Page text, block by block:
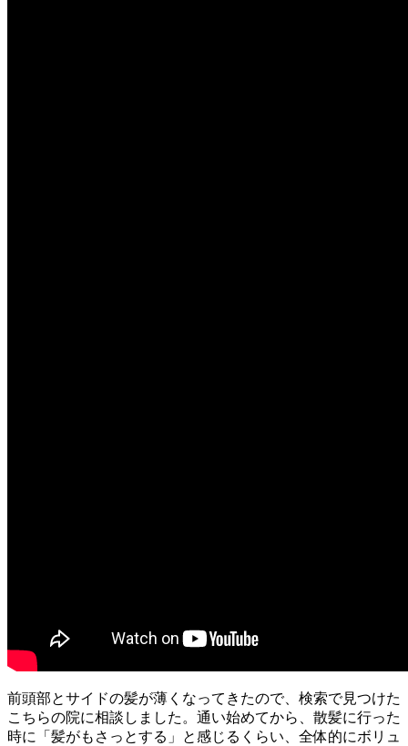
前頭部とサイドの髪が薄くなってきたので、検索で見つけた
こちらの院に相談しました。通い始めてから、散髪に行った
時に「髪がもさっとする」と感じるくらい、全体的にボリュ